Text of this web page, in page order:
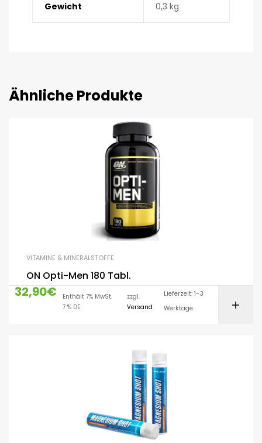
Gewicht 0,3 kg
Ähnliche Produkte
VITAMINE & MINERALSTOFFE
ON Opti-Men 180 Tabl.
32,90€
Enthält 7% MwSt.
7 % DE
zzgl.
Versand
Lieferzeit: 1-3
Werktage